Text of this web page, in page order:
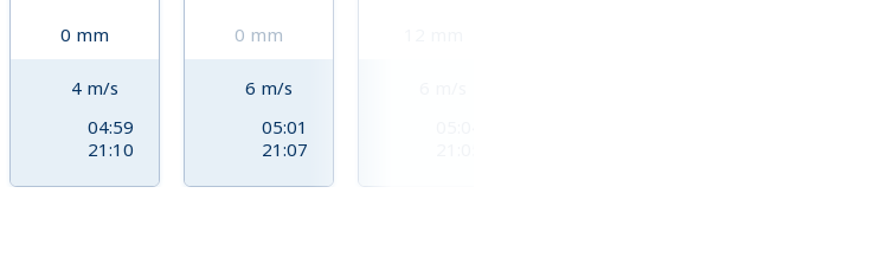
0 mm
4 m/s
04:59
21:10
0 mm
6 m/s
05:01
21:07